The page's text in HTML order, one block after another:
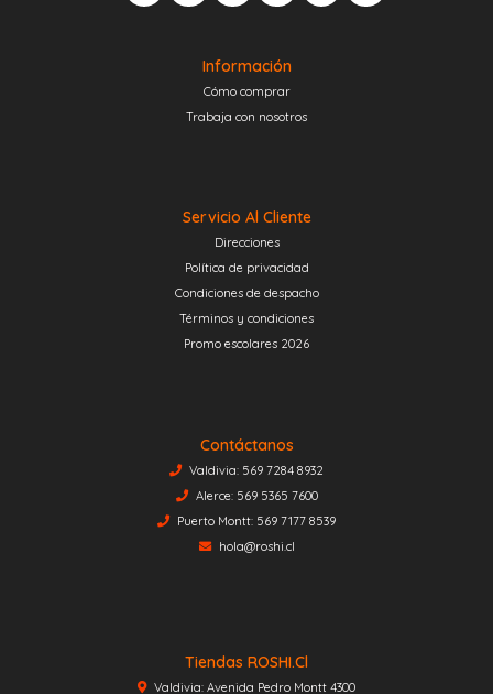
Información
Cómo comprar
Trabaja con nosotros
Servicio Al Cliente
Direcciones
Política de privacidad
Condiciones de despacho
Términos y condiciones
Promo escolares 2026
Contáctanos
Valdivia: 569 7284 8932
Alerce: 569 5365 7600
Puerto Montt: 569 7177 8539
hola@roshi.cl
Tiendas ROSHI.cl
Valdivia: Avenida Pedro Montt 4300